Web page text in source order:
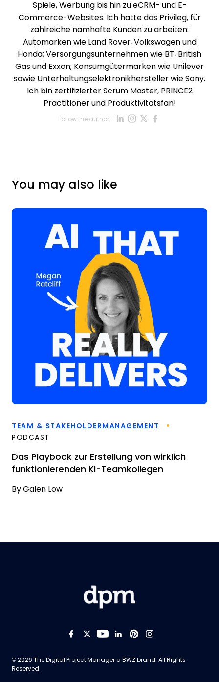
Spiele, Werbung bis hin zu eCRM- und E-
Commerce-Websites. Ich hatte das Privileg, für
zahlreiche namhafte Kunden zu arbeiten:
Automarken wie Land Rover, Volkswagen und
Honda; Versorgungsunternehmen wie BT, British
Gas und Exxon; Konsumgütermarken wie Unilever
sowie Unterhaltungselektronikhersteller wie Sony.
Ich bin zertifizierter Scrum Master, PRINCE2
Practitioner und Produktivitätsfan!
Follow the author: Opens new
Opens new
Opens new
Opens
You may also like
TEAM & STAKEHOLDERMANAGEMENT
PODCAST
Das Playbook zur Erstellung von wirklich
funktionierenden KI-Teamkollegen
By Galen Low
Like us on Facebook
Follow us on Twitter
Follow us on
Add us on
Follow us on
Follow us
© 2026 The Digital Project Manager a BWZOpens new window
brand. All Rights
Reserved.